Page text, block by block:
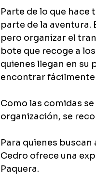
Parte de lo que hace
parte de la aventura.
pero organizar el
bote que recoge a
quienes llegan en su
encontrar fácilmente
Como las comidas
organización, se
Para quienes
Cedro ofrece una
Paquera.